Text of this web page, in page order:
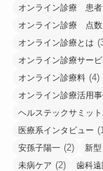
オンライン診療 患者
オンライン診療 点数
オンライン診療とは
オンライン診療サービ
オンライン診療料 (4)
オンライン診療活用
ヘルステックサミッ
医療系インタビュー
安孫子陽一 (2) 新
未病ケア (2) 歯科